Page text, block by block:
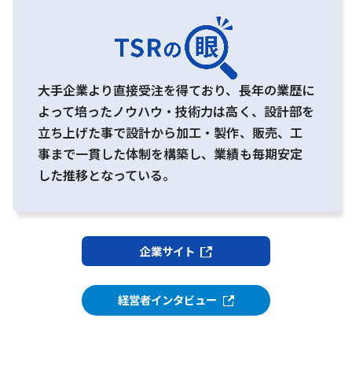
大手企業より直接受注を得ており、長年の業歴に
よって培ったノウハウ・技術力は高く、設計部を
立ち上げた事で設計から加工・製作、販売、工
事まで一貫した体制を構築し、業績も毎期安定
した推移となっている。
企業サイト
経営者インタビュー